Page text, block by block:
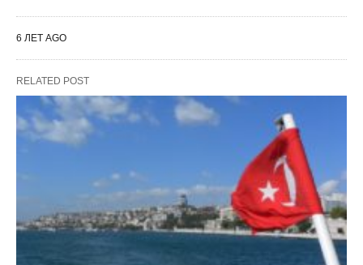
6 ЛЕТ AGO
RELATED POST